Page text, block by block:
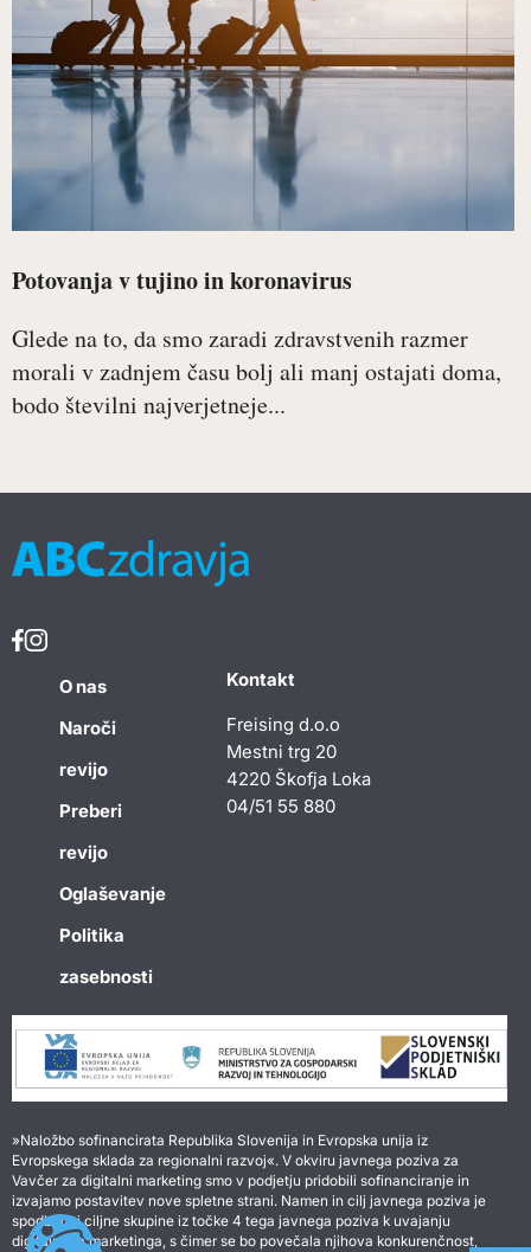
Potovanja v tujino in koronavirus
Glede na to, da smo zaradi zdravstvenih razmer
morali v zadnjem času bolj ali manj ostajati doma,
bodo številni najverjetneje...
O nas
Naroči
revijo
Preberi
revijo
Oglaševanje
Politika
zasebnosti
Kontakt
Freising d.o.o
Mestni trg 20
4220 Škofja Loka
04/51 55 880
»Naložbo sofinancirata Republika Slovenija in Evropska unija iz
Evropskega sklada za regionalni razvoj«. V okviru javnega poziva za
Vavčer za digitalni marketing smo v podjetju pridobili sofinanciranje in
izvajamo postavitev nove spletne strani. Namen in cilj javnega poziva je
spodbuditi ciljne skupine iz točke 4 tega javnega poziva k uvajanju
digitalnega marketinga, s čimer se bo povečala njihova konkurenčnost,